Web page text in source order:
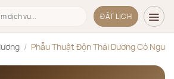
ĐẶT LỊCH
/ Phẫu Thuật Độn Thái Dương Có Nguy